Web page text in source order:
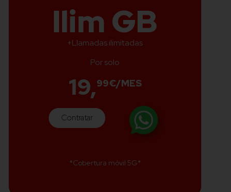
Ilim GB
+Llamadas ilimitadas
Por solo
19,99€/MES
Contratar
*Cobertura móvil 5G*